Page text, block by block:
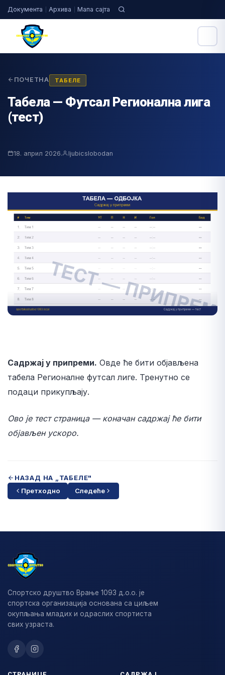
Документа Архива Мапа сајта
ПОЧЕТНА ТАБЕЛЕ
Табела — Футсал Регионална лига
(тест)
18. април 2026. ljubicslobodan
Садржај у припреми. Овде ће бити објављена
табела Регионалне футсал лиге. Тренутно се
подаци прикупљају.
Ово је тест страница — коначан садржај ће бити
објављен ускоро.
НАЗАД НА „ТАБЕЛЕ"
Претходно
Следеће
Спортско друштво Врање 1093 д.о.о. је
спортска организација основана са циљем
окупљања младих и одраслих спортиста
свих узраста.